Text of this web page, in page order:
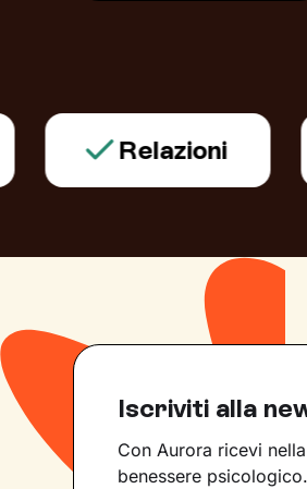
Relazioni
Iscriviti alla
Con Aurora ricevi
benessere